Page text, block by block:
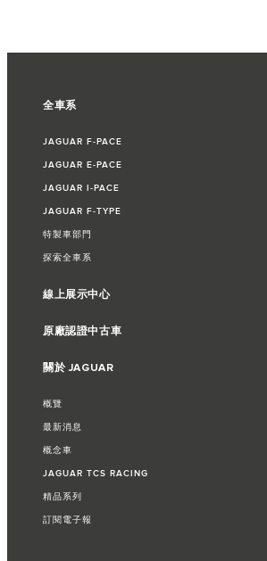
全車系
JAGUAR F‑PACE
JAGUAR E‑PACE
JAGUAR I‑PACE
JAGUAR F‑TYPE
特製車部門
探索全車系
線上展示中心
原廠認證中古車
關於 JAGUAR
概覽
最新消息
概念車
JAGUAR TCS RACING
精品系列
訂閱電子報